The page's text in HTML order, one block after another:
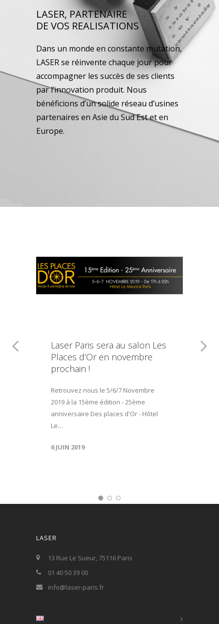
LASER, PARTENAIRE
DE VOS REALISATIONS
Dans un monde en constante mutation,
LASER se réinvente chaque jour pour
accompagner les succès de ses clients
par l’innovation produit. Nous
bénéficions d’un solide réseau d’usines
partenaires en Asie du Sud Est et en
Europe.
Laser Paris sera au salon Les
Places d’Or en novembre
prochain !
Retrouvez nous le 5/6/7 Novembre
2019 à la 15ème édition - 25ème
anniversaire Des places d'Or - Hôtel
Le…
6 JUIN 2019
LASER
13 Rue Le Sueur, 75116 Paris
01 40 50 39 00
info@laser-paris.fr